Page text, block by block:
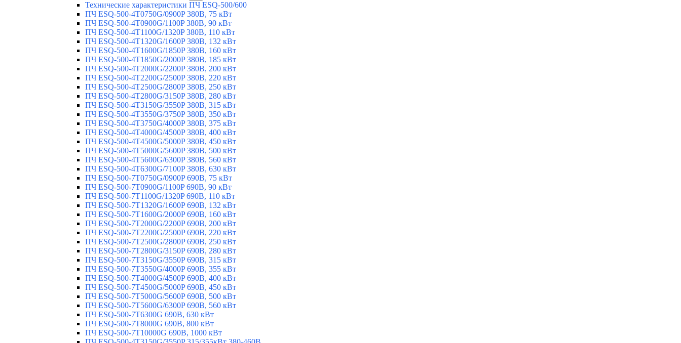
Технические характеристики ПЧ ESQ-500/600
ПЧ ESQ-500-4T0750G/0900P 380В, 75 кВт
ПЧ ESQ-500-4T0900G/1100P 380В, 90 кВт
ПЧ ESQ-500-4T1100G/1320P 380В, 110 кВт
ПЧ ESQ-500-4T1320G/1600P 380В, 132 кВт
ПЧ ESQ-500-4T1600G/1850P 380В, 160 кВт
ПЧ ESQ-500-4T1850G/2000P 380В, 185 кВт
ПЧ ESQ-500-4T2000G/2200P 380В, 200 кВт
ПЧ ESQ-500-4T2200G/2500P 380В, 220 кВт
ПЧ ESQ-500-4T2500G/2800P 380В, 250 кВт
ПЧ ESQ-500-4T2800G/3150P 380В, 280 кВт
ПЧ ESQ-500-4T3150G/3550P 380В, 315 кВт
ПЧ ESQ-500-4T3550G/3750P 380В, 350 кВт
ПЧ ESQ-500-4T3750G/4000P 380В, 375 кВт
ПЧ ESQ-500-4T4000G/4500P 380В, 400 кВт
ПЧ ESQ-500-4T4500G/5000P 380В, 450 кВт
ПЧ ESQ-500-4T5000G/5600P 380В, 500 кВт
ПЧ ESQ-500-4T5600G/6300P 380В, 560 кВт
ПЧ ESQ-500-4T6300G/7100P 380В, 630 кВт
ПЧ ESQ-500-7T0750G/0900P 690В, 75 кВт
ПЧ ESQ-500-7T0900G/1100P 690В, 90 кВт
ПЧ ESQ-500-7T1100G/1320P 690В, 110 кВт
ПЧ ESQ-500-7T1320G/1600P 690В, 132 кВт
ПЧ ESQ-500-7T1600G/2000P 690В, 160 кВт
ПЧ ESQ-500-7T2000G/2200P 690В, 200 кВт
ПЧ ESQ-500-7T2200G/2500P 690В, 220 кВт
ПЧ ESQ-500-7T2500G/2800P 690В, 250 кВт
ПЧ ESQ-500-7T2800G/3150P 690В, 280 кВт
ПЧ ESQ-500-7T3150G/3550P 690В, 315 кВт
ПЧ ESQ-500-7T3550G/4000P 690В, 355 кВт
ПЧ ESQ-500-7T4000G/4500P 690В, 400 кВт
ПЧ ESQ-500-7T4500G/5000P 690В, 450 кВт
ПЧ ESQ-500-7T5000G/5600P 690В, 500 кВт
ПЧ ESQ-500-7T5600G/6300P 690В, 560 кВт
ПЧ ESQ-500-7T6300G 690В, 630 кВт
ПЧ ESQ-500-7T8000G 690В, 800 кВт
ПЧ ESQ-500-7T10000G 690В, 1000 кВт